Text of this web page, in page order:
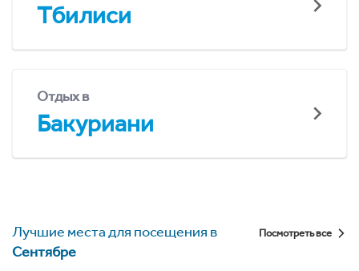
Тбилиси
Отдых в
Бакуриани
Лучшие места для посещения в
Сентябре
Посмотреть все